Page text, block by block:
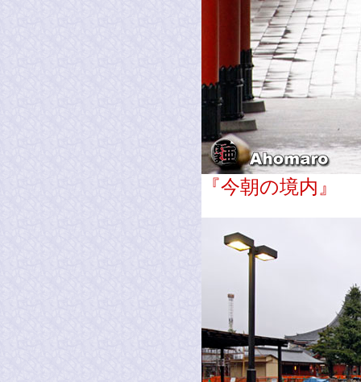
『今朝の境内』